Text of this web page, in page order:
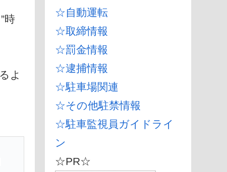
時
よ
☆自動運転
☆取締情報
☆罰金情報
☆逮捕情報
☆駐車場関連
☆その他駐禁情報
☆駐車監視員ガイドライ
ン
☆PR☆